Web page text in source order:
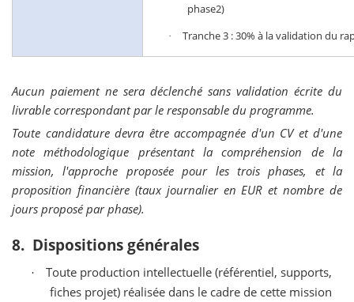
phase2)
· Tranche 3 : 30% à la validation du
Aucun paiement ne sera déclenché sans validation écrite du
livrable correspondant par le responsable du programme.
Toute candidature devra être accompagnée d'un CV et d'une
note méthodologique présentant la compréhension de la
mission, l'approche proposée pour les trois phases, et la
proposition financière (taux journalier en EUR et nombre de
jours proposé par phase).
8. Dispositions générales
·
Toute production intellectuelle (référentiel, supports,
fiches projet) réalisée dans le cadre de cette mission